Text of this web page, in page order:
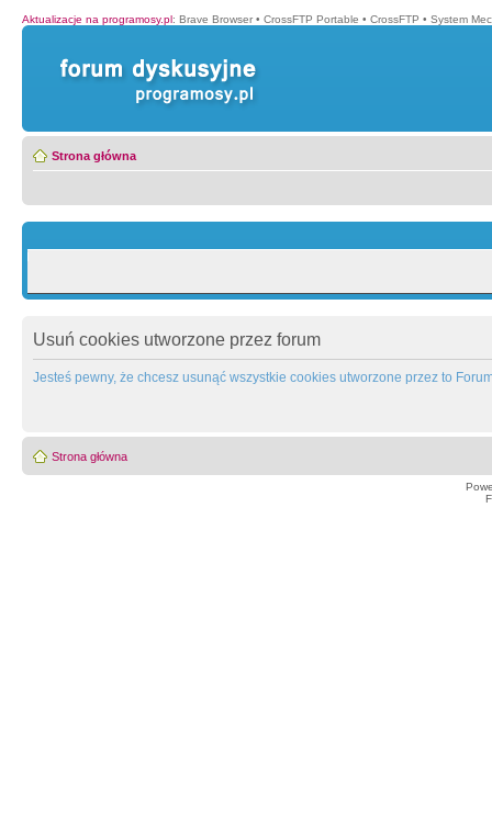
Aktualizacje na programosy.pl: Brave Browser • CrossFTP Portable • CrossFTP • System
Strona główna
Usuń cookies utworzone przez forum
Jesteś pewny, że chcesz usunąć wszystkie cookies utworzone przez to
Strona główna